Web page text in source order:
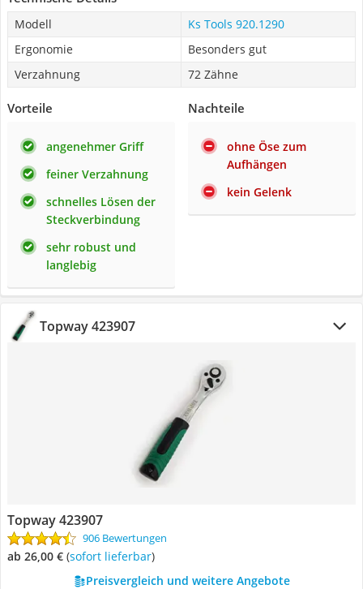
Modell
Ks Tools 920.1290
Ergonomie
Besonders gut
Verzahnung
72 Zähne
Vorteile
angenehmer Griff
feiner Verzahnung
schnelles Lösen der
Steckverbindung
sehr robust und
langlebig
Nachteile
ohne Öse zum
Aufhängen
kein Gelenk
Topway 423907
Topway 423907
906 Bewertungen
ab 26,00 € ( Sofort lieferbar)
Preisvergleich und weitere Angebote